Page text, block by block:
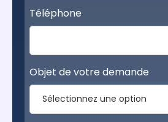
Téléphone
Objet de votre demande